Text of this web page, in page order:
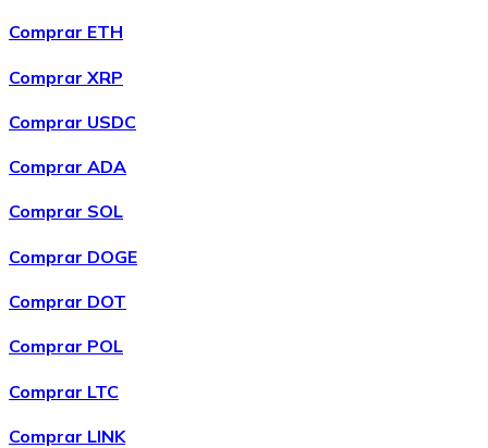
Comprar ETH
Comprar XRP
Comprar USDC
Comprar ADA
Comprar SOL
Comprar DOGE
Comprar DOT
Comprar POL
Comprar LTC
Comprar LINK